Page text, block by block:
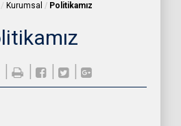
Kurumsal Politikamız